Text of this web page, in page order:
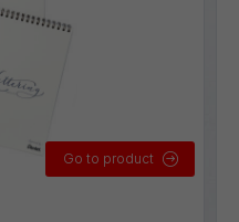
Go to product